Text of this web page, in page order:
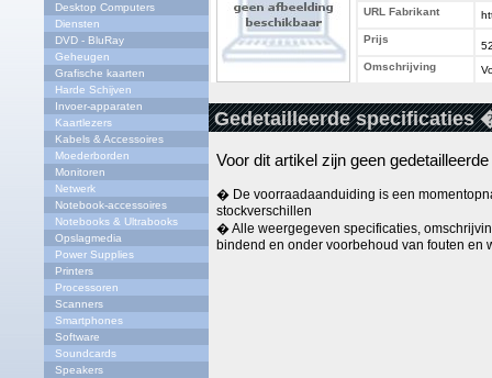
Desktop Computers
Diensten
DVD - BluRay
Geheugen
Grafische kaarten
Harde Schijven
Invoer-apparaten
Kaartlezers
Kabels & Accessoires
Moederborden
Monitoren
Netwerk
Notebook-accessoires
Notebooks & Ultrabooks
Opslagmedia
Power Supplies
Printers
Processoren
Scanners
Smartphones
Software
Soundcards
Speakers
URL Fabrikant
Prijs
Omschrijving
Gedetailleerde specificaties
Voor dit artikel zijn geen
� De voorraadaanduiding is een
stockverschillen
� Alle weergegeven specificaties,
bindend en onder voorbehoud van fouten en